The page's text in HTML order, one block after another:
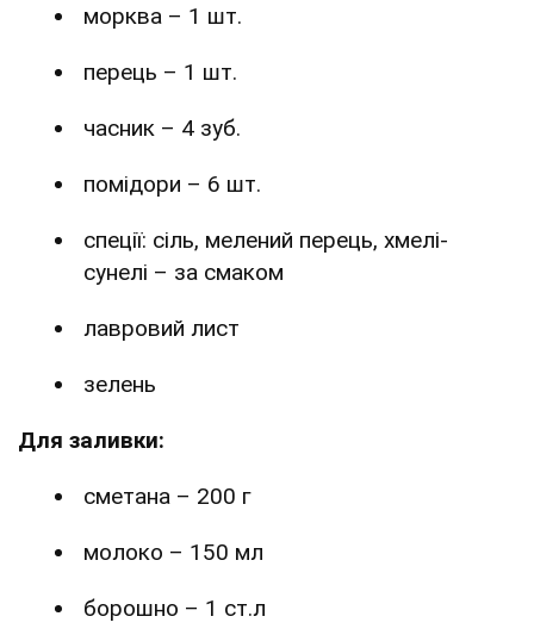
морква – 1 шт.
перець – 1 шт.
часник – 4 зуб.
помідори – 6 шт.
спеції: сіль, мелений перець, хмелі-
сунелі – за смаком
лавровий лист
зелень
Для заливки:
сметана – 200 г
молоко – 150 мл
борошно – 1 ст.л